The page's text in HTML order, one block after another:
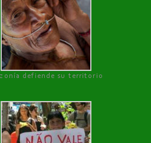
defiende su territorio